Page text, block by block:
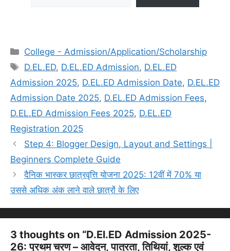
Categories
College - Admission/Application/Scholarship
Tags
D.EL.ED, D.EL.ED Admission, D.EL.ED
Admission 2025, D.EL.ED Admission Date, D.EL.ED
Admission Date 2025, D.EL.ED Admission Fees,
D.EL.ED Admission Fees 2025, D.EL.ED
Registration 2025
Step 4: Blogger Design, Layout and Settings |
Beginners Complete Guide
दैनिक भास्कर छात्रवृत्ति योजना 2025: 12वीं में 70% या
उससे अधिक अंक लाने वाले छात्रों के लिए
3 thoughts on “D.El.ED Admission 2025-
26: प्रथम चरण – आवेदन, पात्रता, तिथियां, शुल्क एवं